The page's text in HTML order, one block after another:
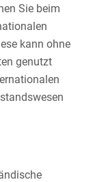
Sie beim
kann ohne
genutzt